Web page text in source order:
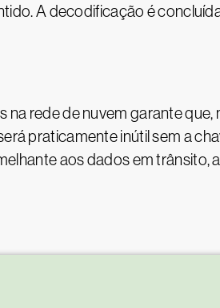
A decodificação é
rede de nuvem garante
praticamente inútil sem a
aos dados em